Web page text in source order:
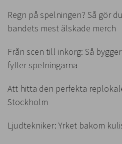
Regn på spelningen? Så gör
bandets mest älskade merch
Från scen till inkorg: Så
fyller spelningarna
Att hitta den perfekta
Stockholm
Ljudtekniker: Yrket bakom